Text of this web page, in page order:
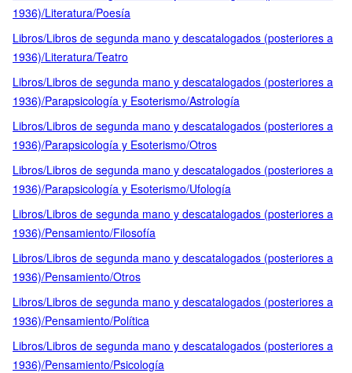
1936)/Literatura/Poesía
Libros/Libros de segunda mano y descatalogados (posteriores a
1936)/Literatura/Teatro
Libros/Libros de segunda mano y descatalogados (posteriores a
1936)/Parapsicología y Esoterismo/Astrología
Libros/Libros de segunda mano y descatalogados (posteriores a
1936)/Parapsicología y Esoterismo/Otros
Libros/Libros de segunda mano y descatalogados (posteriores a
1936)/Parapsicología y Esoterismo/Ufología
Libros/Libros de segunda mano y descatalogados (posteriores a
1936)/Pensamiento/Filosofía
Libros/Libros de segunda mano y descatalogados (posteriores a
1936)/Pensamiento/Otros
Libros/Libros de segunda mano y descatalogados (posteriores a
1936)/Pensamiento/Política
Libros/Libros de segunda mano y descatalogados (posteriores a
1936)/Pensamiento/Psicología